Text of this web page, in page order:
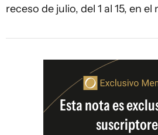
receso de julio, del 1 al 15, en el
Esta nota es